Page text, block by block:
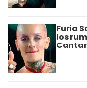
Furia
los